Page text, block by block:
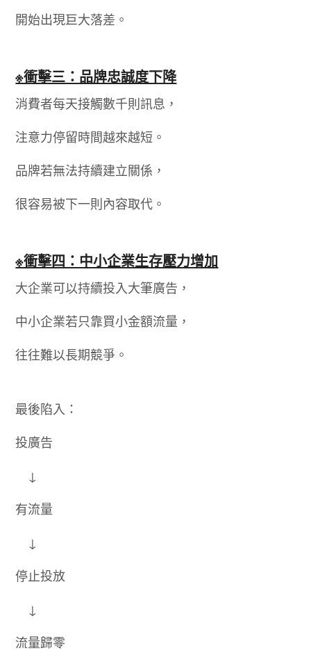
開始出現巨大落差。
※衝擊三：品牌忠誠度下降
消費者每天接觸數千則訊息，
注意力停留時間越來越短。
品牌若無法持續建立關係，
很容易被下一則內容取代。
※衝擊四：中小企業生存壓力增加
大企業可以持續投入大筆廣告，
中小企業若只靠買小金額流量，
往往難以長期競爭。
最後陷入：
投廣告
↓
有流量
↓
停止投放
↓
流量歸零